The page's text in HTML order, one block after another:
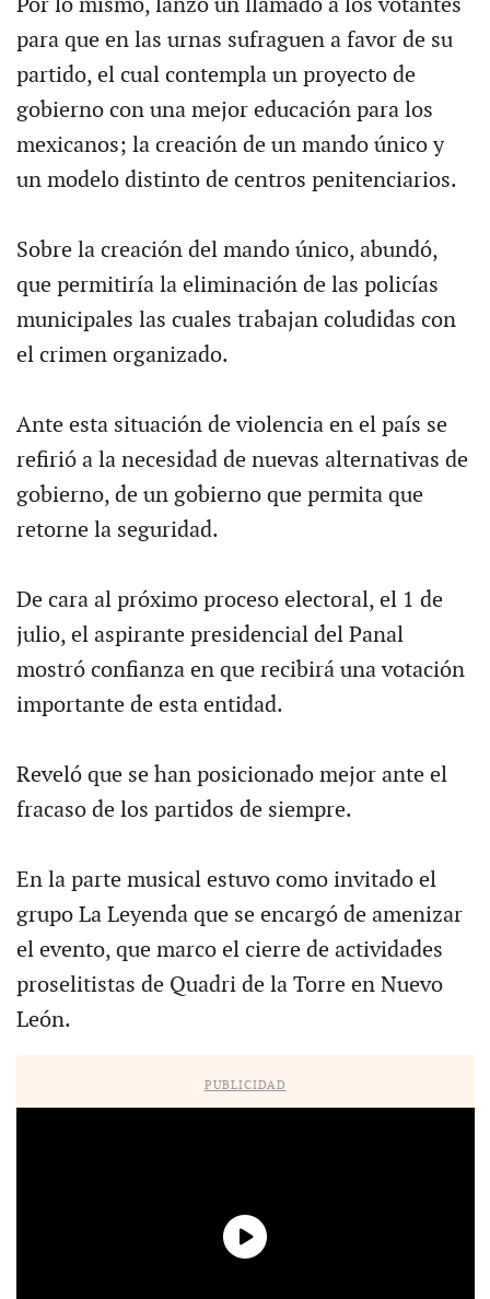
Por lo mismo, lanzó un llamado a los votantes
para que en las urnas sufraguen a favor de su
partido, el cual contempla un proyecto de
gobierno con una mejor educación para los
mexicanos; la creación de un mando único y
un modelo distinto de centros penitenciarios.
Sobre la creación del mando único, abundó,
que permitiría la eliminación de las policías
municipales las cuales trabajan coludidas con
el crimen organizado.
Ante esta situación de violencia en el país se
refirió a la necesidad de nuevas alternativas de
gobierno, de un gobierno que permita que
retorne la seguridad.
De cara al próximo proceso electoral, el 1 de
julio, el aspirante presidencial del Panal
mostró confianza en que recibirá una votación
importante de esta entidad.
Reveló que se han posicionado mejor ante el
fracaso de los partidos de siempre.
En la parte musical estuvo como invitado el
grupo La Leyenda que se encargó de amenizar
el evento, que marco el cierre de actividades
proselitistas de Quadri de la Torre en Nuevo
León.
PUBLICIDAD